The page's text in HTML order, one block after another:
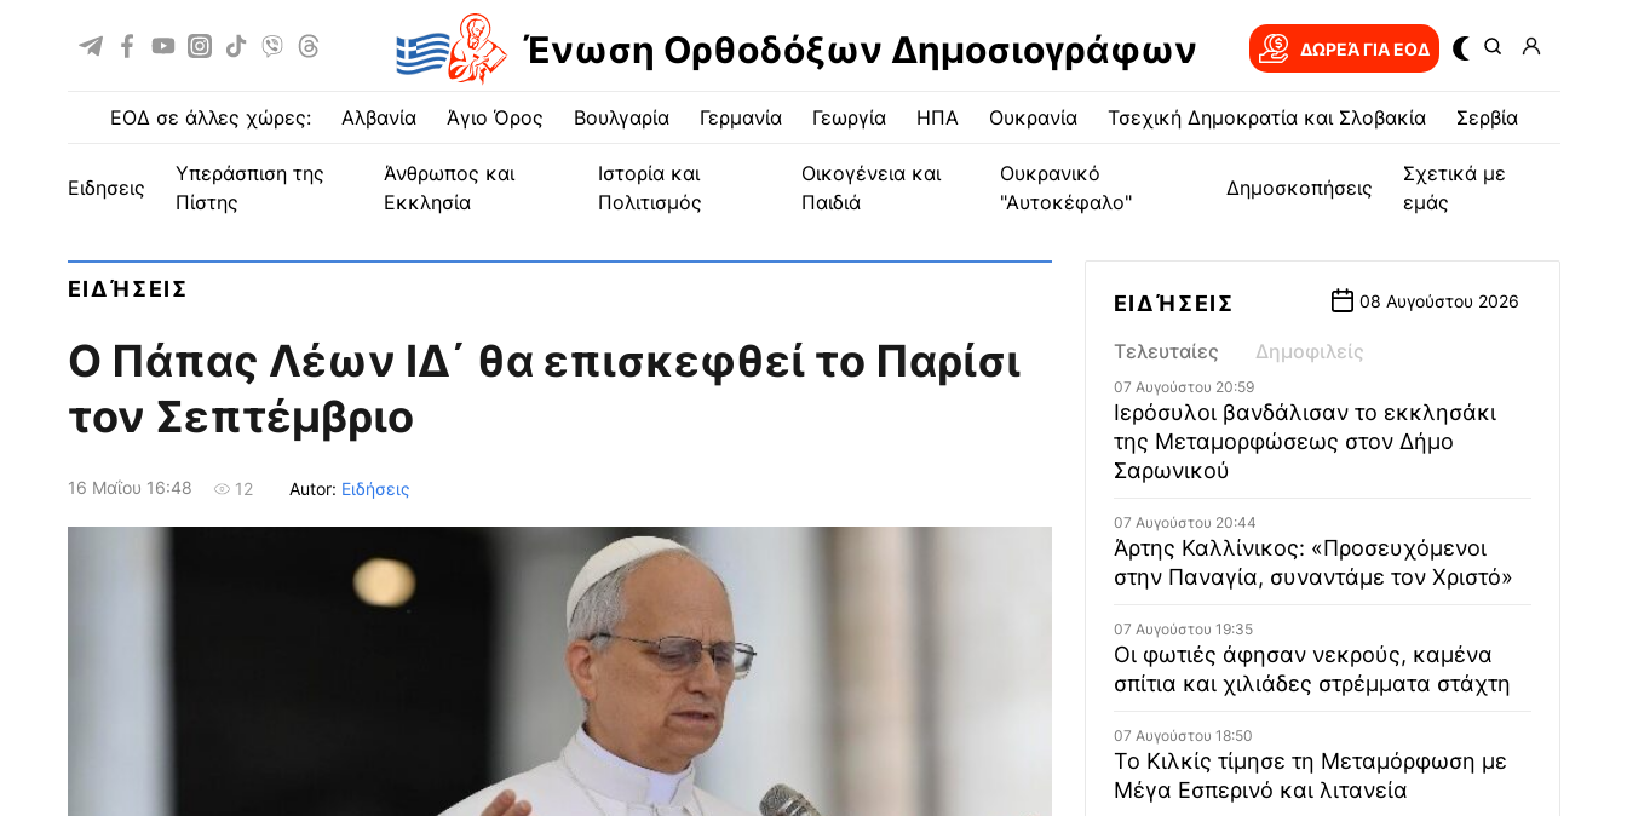
Ένωση Ορθοδόξων Δημοσιογράφων ΔΩΡΕΆ ΓΙΑ EOΔ
ΕΟΔ σε άλλες χώρες: Αλβανία Άγιο Όρος Βουλγαρία Γερμανία Γεωργία ΗΠΑ Ουκρανία Τσεχική Δημοκρατία και Σλοβακία Σερβία
ειδησεις
Υπεράσπιση της
Πίστης
Άνθρωπος και
Εκκλησία
Ιστορία και
Πολιτισμός
Οικογένεια και
Παιδιά
Ουκρανικό
"Αυτοκέφαλο"
Δημοσκοπήσεις
Σχετικά με
εμάς
ΕΙΔΉΣΕΙΣ
Ο Πάπας Λέων ΙΔ΄ θα επισκεφθεί το Παρίσι
τον Σεπτέμβριο
16 Μαΐου 16:48 12 Autor: Ειδήσεις
ΕΙΔΉΣΕΙΣ 08 Αυγούστου 2026
Τελευταίες Δημοφιλείς
07 Αυγούστου 20:59
Ιερόσυλοι βανδάλισαν το εκκλησάκι
της Μεταμορφώσεως στον Δήμο
Σαρωνικού
07 Αυγούστου 20:44
Άρτης Καλλίνικος: «Προσευχόμενοι
στην Παναγία, συναντάμε τον Χριστό»
07 Αυγούστου 19:35
Οι φωτιές άφησαν νεκρούς, καμένα
σπίτια και χιλιάδες στρέμματα στάχτη
07 Αυγούστου 18:50
Το Κιλκίς τίμησε τη Μεταμόρφωση με
Μέγα Εσπερινό και λιτανεία